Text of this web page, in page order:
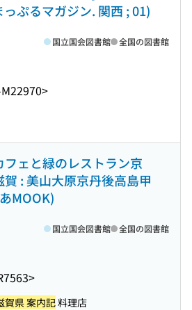
っぷるマガジン. 関西 ; 01)
国立国会図書館 全国の図書館
フェと緑のレストラン京
賀 : 美山大原京丹後高島甲
MOOK)
国立国会図書館 全国の図書館
賀県 案内記料理店